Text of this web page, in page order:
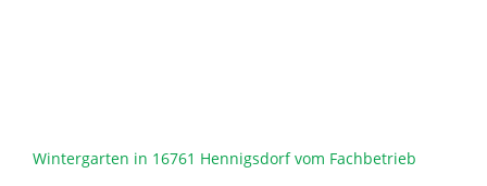
Wintergarten in 16761 Hennigsdorf vom Fachbetrieb